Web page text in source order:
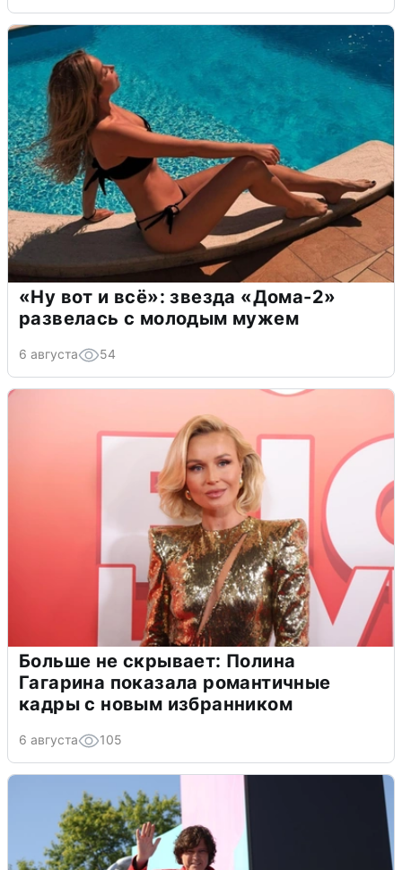
«Ну вот и всё»: звезда «Дома-2»
развелась с молодым мужем
6 августа 54
Больше не скрывает: Полина
Гагарина показала романтичные
кадры с новым избранником
6 августа 105